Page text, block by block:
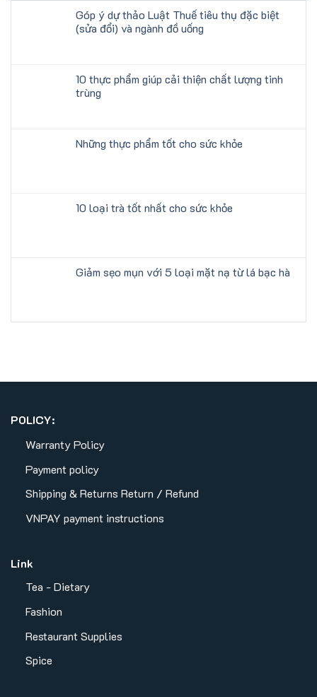
Góp ý dự thảo Luật Thuế tiêu thụ đặc biệt
(sửa đổi) và ngành đồ uống
10 thực phẩm giúp cải thiện chất lượng tinh
trùng
Những thực phẩm tốt cho sức khỏe
10 loại trà tốt nhất cho sức khỏe
Giảm sẹo mụn với 5 loại mặt nạ từ lá bạc hà
POLICY:
Warranty Policy
Payment policy
Shipping & Returns Return / Refund
VNPAY payment instructions
Link
Tea - Dietary
Fashion
Restaurant Supplies
Spice